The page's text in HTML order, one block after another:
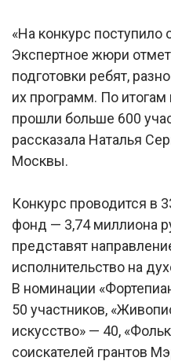
«На конкурс поступило
Экспертное жюри
подготовки ребят,
их программ. По итогам
прошли больше 600
рассказала Наталья
Москвы.
Конкурс проводится в
фонд — 3,74 миллиона
представят
исполнительство на
В номинации
50 участников,
искусство» — 40,
соискателей грантов